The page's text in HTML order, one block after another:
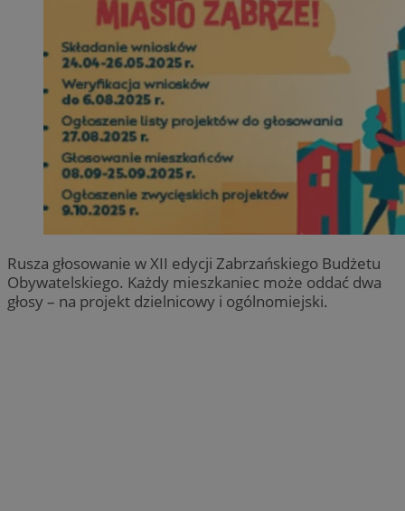
Rusza głosowanie w XII edycji Zabrzańskiego Budżetu
Obywatelskiego. Każdy mieszkaniec może oddać dwa
głosy – na projekt dzielnicowy i ogólnomiejski.